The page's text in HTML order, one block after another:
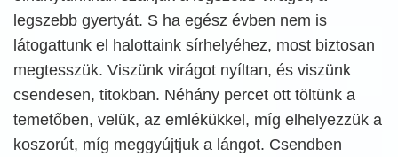
legszebb gyertyát. S ha egész évben nem is
látogattunk el halottaink sírhelyéhez, most biztosan
megtesszük. Viszünk virágot nyíltan, és viszünk
csendesen, titokban. Néhány percet ott töltünk a
temetőben, velük, az emlékükkel, míg elhelyezzük a
koszorút, míg meggyújtjuk a lángot. Csendben